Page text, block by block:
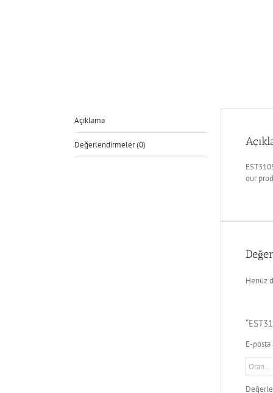
Açıklama
Değerlendirmeler (0)
our
Henüz
E-posta